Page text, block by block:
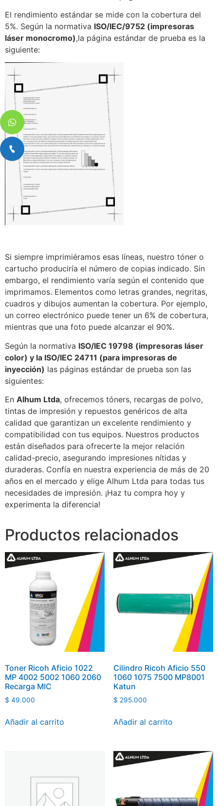
El rendimiento estándar se mide con la cobertura del
5%. Según la normativa ISO/IEC/9752 (impresoras
láser monocromo),la página estándar de prueba es la
siguiente:
Si siempre imprimiéramos esas líneas, nuestro tóner o
cartucho produciría el número de copias indicado. Sin
embargo, el rendimiento varía según el contenido que
imprimamos. Elementos como letras grandes, negritas,
cuadros y dibujos aumentan la cobertura. Por ejemplo,
un correo electrónico puede tener un 6% de cobertura,
mientras que una foto puede alcanzar el 90%.
Según la normativa ISO/IEC 19798 (impresoras láser
color) y la ISO/IEC 24711 (para impresoras de
inyección) las páginas estándar de prueba son las
siguientes:
En Alhum Ltda, ofrecemos tóners, recargas de polvo,
tintas de impresión y repuestos genéricos de alta
calidad que garantizan un excelente rendimiento y
compatibilidad con tus equipos. Nuestros productos
están diseñados para ofrecerte la mejor relación
calidad-precio, asegurando impresiones nítidas y
duraderas. Confía en nuestra experiencia de más de 20
años en el mercado y elige Alhum Ltda para todas tus
necesidades de impresión. ¡Haz tu compra hoy y
experimenta la diferencia!
Productos relacionados
Toner Ricoh Aficio 1022
MP 4002 5002 1060 2060
Recarga MIC
$ 49.000
Añadir al carrito
Cilindro Ricoh Aficio 550
1060 1075 7500 MP8001
Katun
$ 295.000
Añadir al carrito